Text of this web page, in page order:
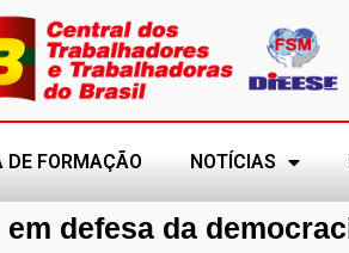
DE FORMAÇÃO NOTÍCIAS
defesa da